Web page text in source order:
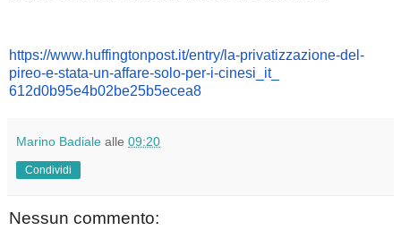
https://www.huffingtonpost.it/entry/la-privatizzazione-del-
pireo-e-stata-un-affare-solo-per-i-cinesi_it_
612d0b95e4b02be25b5ecea8
Marino Badiale alle 09:20
Condividi
Nessun commento: